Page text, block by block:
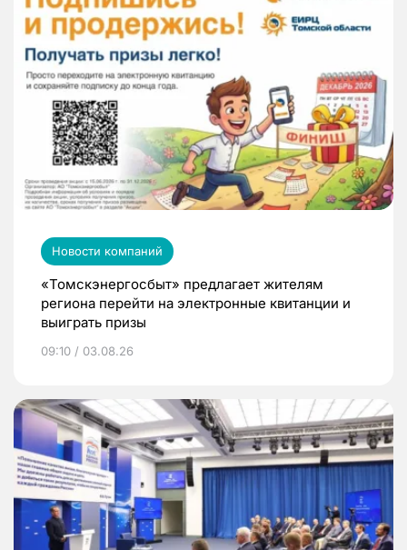
Новости компаний
«Томскэнергосбыт» предлагает жителям
региона перейти на электронные квитанции и
выиграть призы
09:10 / 03.08.26